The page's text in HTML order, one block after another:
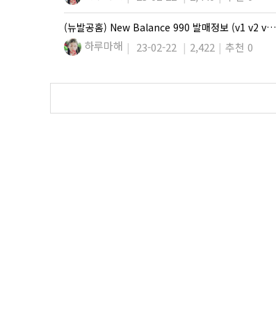
(뉴발공홈) New Balance 990 발매정보 (v1 v2 v…
하루마해 23-02-22 2,422 추천 0